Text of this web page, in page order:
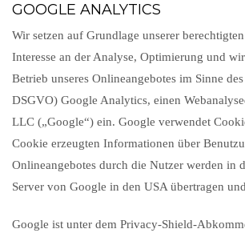
GOOGLE ANALYTICS
Wir setzen auf Grundlage unserer
Interesse an der Analyse, Optimierung und
Betrieb unseres Onlineangebotes im Sinne
DSGVO) Google Analytics, einen
LLC („Google“) ein. Google verwendet
Cookie erzeugten Informationen über
Onlineangebotes durch die Nutzer werden in
Server von Google in den USA übertragen
Google ist unter dem Privacy-Shield-